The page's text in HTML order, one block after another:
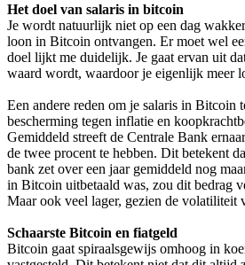
Het doel van salaris in bitcoin
Je wordt natuurlijk niet op een dag
loon in Bitcoin ontvangen. Er moet wel
doel lijkt me duidelijk. Je gaat ervan uit
waard wordt, waardoor je eigenlijk meer
Een andere reden om je salaris in Bitcoin
bescherming tegen inflatie en
Gemiddeld streeft de Centrale Bank
de twee procent te hebben. Dit betekent
bank zet over een jaar gemiddeld nog
in Bitcoin uitbetaald was, zou dit bedrag
Maar ook veel lager, gezien de volatiliteit
Schaarste Bitcoin en fiatgeld
Bitcoin gaat spiraalsgewijs omhoog in